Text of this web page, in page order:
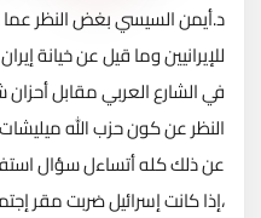
د.أيمن السيسي بغض النظر
للإيرانيين وما قيل عن خيانة
في الشارع العربي مقابل
النظر عن كون حزب الله
عن ذلك كله أتساءل سؤال